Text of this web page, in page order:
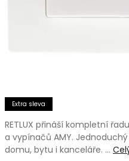
Extra sleva
RETLUX přináší kompletní
a vypínačů AMY.
domu, bytu i kanceláře. …